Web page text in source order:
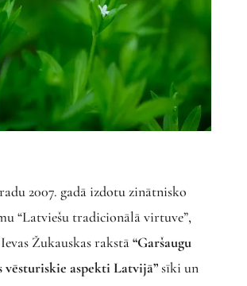
2007. gadā izdotu zinātnisko
“Latviešu tradicionālā virtuve”,
Žukauskas rakstā“Garšaugu
vēsturiskie aspekti Latvijā”sīki un